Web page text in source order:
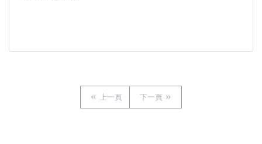
上一頁 下一頁